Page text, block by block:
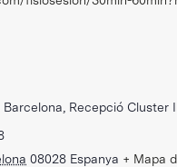
Recepció Cluster
08028 Espanya + Mapa